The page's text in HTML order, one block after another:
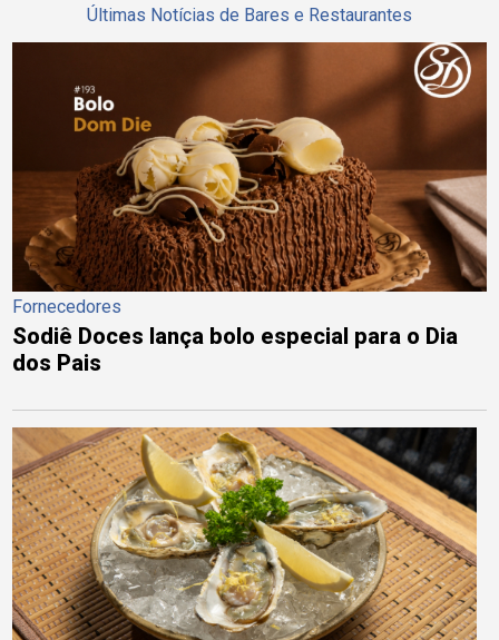
Últimas Notícias de Bares e Restaurantes
Fornecedores
Sodiê Doces lança bolo especial para o Dia
dos Pais